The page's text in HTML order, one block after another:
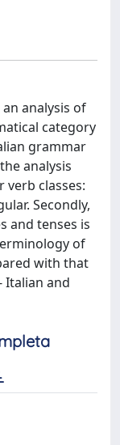
analysis of
category
grammar
analysis
classes:
Secondly,
and tenses is
of
with that
Italian and